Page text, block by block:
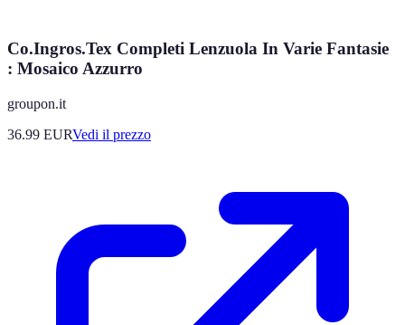
Co.Ingros.Tex Completi Lenzuola In Varie Fantasie
: Mosaico Azzurro
groupon.it
36.99 EURVedi il prezzo